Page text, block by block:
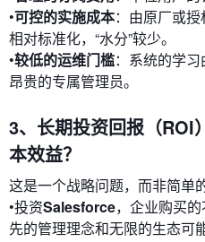
•可控的实施成本：由原厂或
相对标准化，“水分”较少。
•较低的运维门槛：系统的学
昂贵的专属管理员。
3、长期投资回报（ROI
本效益？
这是一个战略问题，而非简单
•投资Salesforce，企业购买
先的管理理念和无限的生态可